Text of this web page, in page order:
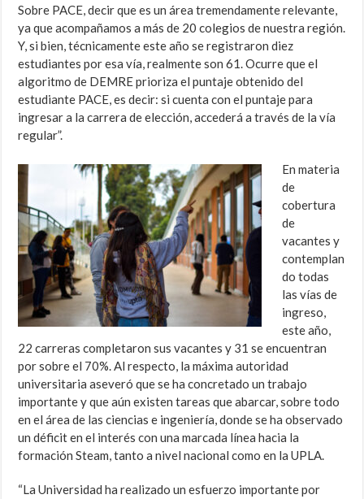
Sobre PACE, decir que es un área tremendamente relevante,
ya que acompañamos a más de 20 colegios de nuestra región.
Y, si bien, técnicamente este año se registraron diez
estudiantes por esa vía, realmente son 61. Ocurre que el
algoritmo de DEMRE prioriza el puntaje obtenido del
estudiante PACE, es decir: si cuenta con el puntaje para
ingresar a la carrera de elección, accederá a través de la vía
regular”.
En materia
de
cobertura
de
vacantes y
contemplan
do todas
las vías de
ingreso,
este año,
22 carreras completaron sus vacantes y 31 se encuentran
por sobre el 70%. Al respecto, la máxima autoridad
universitaria aseveró que se ha concretado un trabajo
importante y que aún existen tareas que abarcar, sobre todo
en el área de las ciencias e ingeniería, donde se ha observado
un déficit en el interés con una marcada línea hacia la
formación Steam, tanto a nivel nacional como en la UPLA.
“La Universidad ha realizado un esfuerzo importante por